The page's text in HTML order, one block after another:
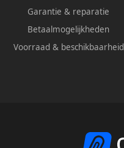
Garantie & reparatie
Betaalmogelijkheden
Voorraad & beschikbaarheid